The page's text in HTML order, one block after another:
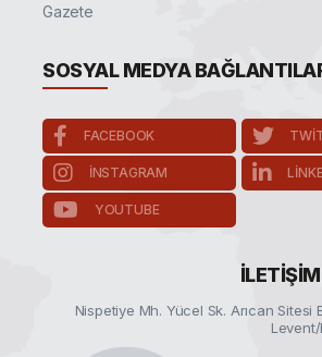
Gazete
SOSYAL MEDYA
FACEBOOK
INSTAGRAM
YOUTUBE
Nispetiye Mh. Yücel Sk. Arıcan Sitesi
Levent/